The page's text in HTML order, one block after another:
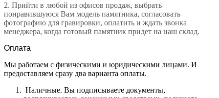
2. Прийти в любой из офисов продаж, выбрать
понравившуюся Вам модель памятника, согласовать
фотографию для гравировки, оплатить и ждать звонка
менеджера, когда готовый памятник придет на наш склад.
Оплата
Мы работаем с физическими и юридическими лицами. И
предоставляем сразу два варианта оплаты.
Наличные. Вы подписываете документы,